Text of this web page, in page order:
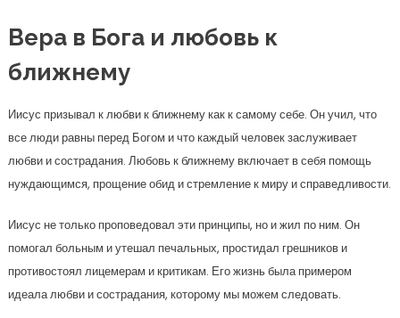
Вера в Бога и любовь к
ближнему
Иисус призывал к любви к ближнему как к самому себе. Он учил, что
все люди равны перед Богом и что каждый человек заслуживает
любви и сострадания. Любовь к ближнему включает в себя помощь
нуждающимся, прощение обид и стремление к миру и справедливости.
Иисус не только проповедовал эти принципы, но и жил по ним. Он
помогал больным и утешал печальных, простидал грешников и
противостоял лицемерам и критикам. Его жизнь была примером
идеала любви и сострадания, которому мы можем следовать.